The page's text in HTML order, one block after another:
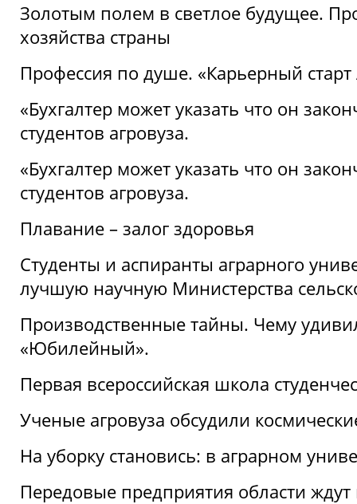
Золотым полем в светлое будущее.
хозяйства страны
Профессия по душе. «Карьерный
«Бухгалтер может указать что он
студентов агровуза.
«Бухгалтер может указать что он
студентов агровуза.
Плавание – залог здоровья
Студенты и аспиранты аграрного
лучшую научную Министерства
Производственные тайны. Чему
«Юбилейный».
Первая всероссийская школа
Ученые агровуза обсудили
На уборку становись: в аграрном
Передовые предприятия области ждут